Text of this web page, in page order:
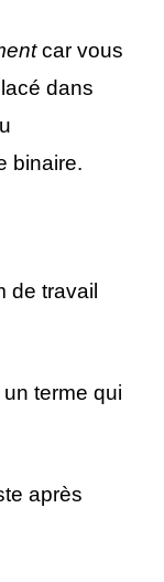
car vous
dans
binaire.
de travail
terme qui
après